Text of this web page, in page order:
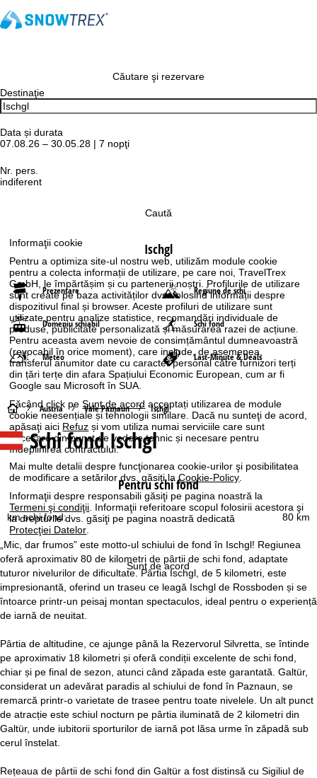
Informaţii cookie
Pentru a optimiza site-ul nostru web, utilizăm module cookie
pentru a colecta informații de utilizare, pe care noi, TravelTrex
GmbH, le împărtășim și cu partenerii noștri. Profilurile de utilizare
sunt create pe baza activităților dvs. folosind informații despre
dispozitivul final și browser. Aceste profiluri de utilizare sunt
utilizate pentru analize statistice, recomandări individuale de
produse, publicitate personalizată și măsurarea razei de acțiune.
Pentru aceasta avem nevoie de consimțământul dumneavoastră
(revocabil în orice moment), care include, de asemenea,
transferul anumitor date cu caracter personal către furnizori terți
din țări terțe din afara Spațiului Economic European, cum ar fi
Google sau Microsoft în SUA.
Făcând click peSunt de acord acceptați utilizarea de module
cookie neesențiale și tehnologii similare. Dacă nu sunteţi de acord,
apăsaţi aici Refuz și vom utiliza numai serviciile care sunt
necesare din punct de vedere tehnic și necesare pentru
îndeplinirea contractului.
Mai multe detalii despre funcţionarea cookie-urilor şi posibilitatea
de modificare a setărilor dvs. găsiţi laCookie-Policy
Informaţii despre responsabili găsiţi pe pagina noastră la
Termeni şi condiţii . Informaţii referitoare scopul folosirii acestora şi
la drepturile dvs. găsiţi pe pagina noastră dedicată
Protecţiei Datelor
Sunt de acord
Căutare şi rezervare
Destinaţie
Data și durata
07.08.26 – 30.05.28 | 7 nopţi
Nr. pers.
indiferent
Caută
Ischgl
Prezentare Regiune de schi
Domeniu schiabil Schi fond
Meteo Last-Minute & Deals
A
c
a
s
ă
Austria Vale Paznaun Ischgl
Schi fond Ischgl
Pentru schi fond
80 km
km schi fond:
„Mic, dar frumos” este motto-ul schiului de fond în Ischgl! Regiunea
oferă aproximativ 80 de kilometri de pârtii de schi fond, adaptate
tuturor nivelurilor de dificultate. Pârtia Ischgl, de 5 kilometri, este
impresionantă, oferind un traseu ce leagă Ischgl de Rossboden și se
întoarce printr-un peisaj montan spectaculos, ideal pentru o experiență
de iarnă de neuitat.
Pârtia de altitudine, ce ajunge până la Rezervorul Silvretta, se întinde
pe aproximativ 18 kilometri și oferă condiții excelente de schi fond,
chiar și pe final de sezon, atunci când zăpada este garantată. Galtür,
considerat un adevărat paradis al schiului de fond în Paznaun, se
remarcă printr-o varietate de trasee pentru toate nivelele. Un alt punct
de atracție este schiul nocturn pe pârtia iluminată de 2 kilometri din
Galtür, unde iubitorii sporturilor de iarnă pot lăsa urme în zăpadă sub
cerul înstelat.
Rețeaua de pârtii de schi fond din Galtür a fost distinsă cu Sigiliul de